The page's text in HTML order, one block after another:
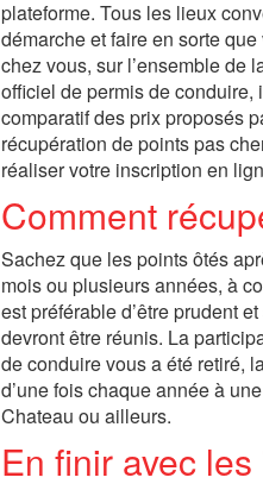
plateforme. Tous les lieux
démarche et faire en sorte
chez vous, sur l’ensemble de
officiel de permis de
comparatif des prix proposés
récupération de points pas
réaliser votre inscription en
Comment
Sachez que les points ôtés
mois ou plusieurs années, à
est préférable d’être prudent
devront être réunis. La
de conduire vous a été retiré,
d’une fois chaque année à
Chateau ou ailleurs.
En finir avec